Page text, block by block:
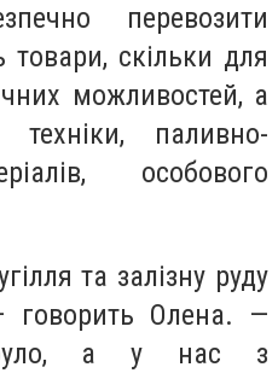
перевозити
товари, скільки для
можливостей, а
паливно-
особового
та залізну руду
говорить Олена. —
а у нас з